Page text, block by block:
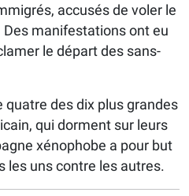
accusés de voler le
manifestations ont eu
le départ des sans-
quatre des dix plus grandes
qui dorment sur leurs
xénophobe a pour but
les uns contre les autres.